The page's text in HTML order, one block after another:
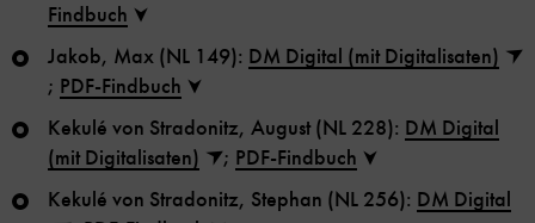
Findbuch
Jakob, Max (NL 149): DM Digital (mit Digitalisaten)
; PDF-Findbuch
Kekulé von Stradonitz, August (NL 228): DM Digital
(mit Digitalisaten)
; PDF-Findbuch
Kekulé von Stradonitz, Stephan (NL 256): DM Digital